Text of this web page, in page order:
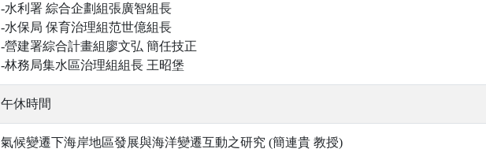
-水利署 綜合企劃組張廣智組長
-水保局 保育治理組范世億組長
-營建署綜合計畫組廖文弘 簡任技正
-林務局集水區治理組組長 王昭堡
午休時間
氣候變遷下海岸地區發展與海洋變遷互動之研究 (簡連貴 教授)